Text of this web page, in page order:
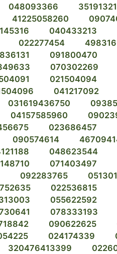
048093366
41225058260
040433213
022277454
091800470
070302269
021504094
041217092
031619436750
04157585960
023686457
090574614
048623544
071403497
092283765
022536815
055622592
078333193
090622625
024174339
320476413399